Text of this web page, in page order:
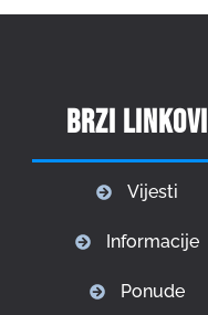
Brzi linkovi
Vijesti
Informacije
Ponude